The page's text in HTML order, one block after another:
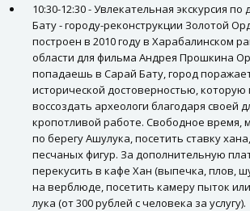
10:30-12:30 - Увлекательная экскурсия
Бату - городу-реконструкции Золотой
построен в 2010 году в Харабалинском
области для фильма Андрея Прошкина
попадаешь в Сарай Бату, город
исторической достоверностью, которую
воссоздать археологи благодаря своей
кропотливой работе. Свободное время,
по берегу Ашулука, посетить ставку
песчаных фигур. За дополнительную
перекусить в кафе Хан (выпечка, плов,
на верблюде, посетить камеру пыток
лука (от 300 рублей с человека за услугу).